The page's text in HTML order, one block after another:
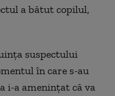
a bătut copilul,
suspectului
în care s-au
i-a amenințat că va